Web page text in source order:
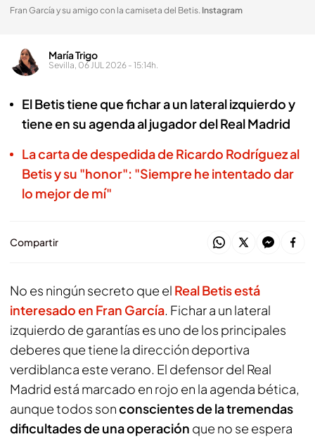
Fran García y su amigo con la camiseta del Betis. Instagram
María Trigo
Sevilla, 06 JUL 2026 - 15:14h.
El Betis tiene que fichar a un lateral izquierdo y
tiene en su agenda al jugador del Real Madrid
La carta de despedida de Ricardo Rodríguez al
Betis y su "honor": "Siempre he intentado dar
lo mejor de mí"
Compartir
No es ningún secreto que el Real Betis está
interesado en Fran García. Fichar a un lateral
izquierdo de garantías es uno de los principales
deberes que tiene la dirección deportiva
verdiblanca este verano. El defensor del Real
Madrid está marcado en rojo en la agenda bética,
aunque todos sonconscientes de la tremendas
dificultades de una operación que no se espera